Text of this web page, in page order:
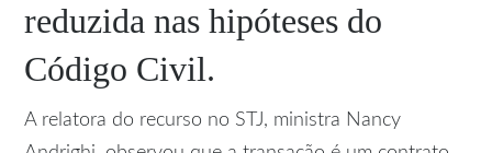
reduzida nas hipóteses do
Código Civil.
A relatora do recurso no STJ, ministra Nancy